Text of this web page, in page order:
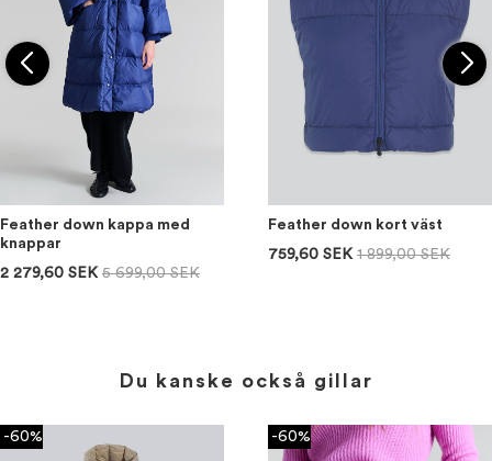
Feather down kappa med
knappar
2 279,60 SEK 5 699,00 SEK
Feather down kort väst
759,60 SEK 1 899,00 SEK
Du kanske också gillar
-60% -60%